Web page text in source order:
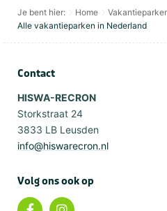
Je bent hier: Home
Alle vakantieparken in Nederland
Contact
HISWA-RECRON
Storkstraat 24
3833 LB Leusden
info@hiswarecron.nl
Volg ons ook op